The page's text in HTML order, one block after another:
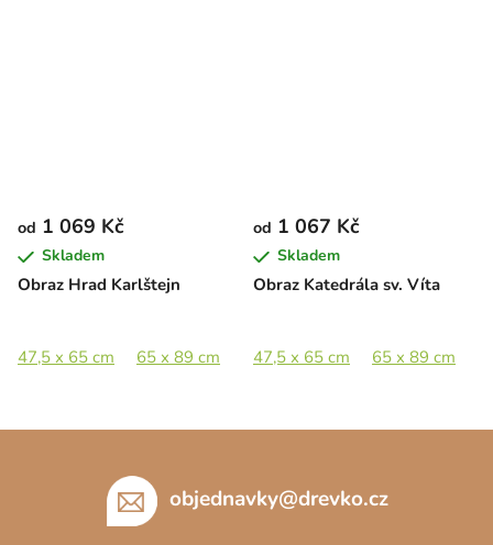
Obraz Hrad Karlštejn
od 1 069 Kč
Skladem
47,5 x 65 cm 65 x 89 cm 89 x 122 cm
Obraz Katedrála sv. Víta
od 1 067 Kč
Skladem
47,5 x 65 cm 65 x 89 cm
objednavky@drevko.cz